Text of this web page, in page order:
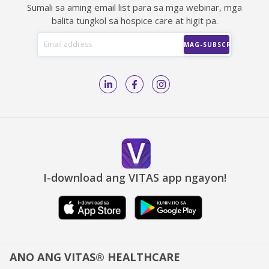
Sumali sa aming email list para sa mga webinar, mga
balita tungkol sa hospice care at higit pa.
I-download ang VITAS app ngayon!
ANO ANG VITAS® HEALTHCARE